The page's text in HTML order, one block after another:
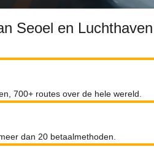
Seoel en Luchthaven
700+ routes over de hele wereld.
dan 20 betaalmethoden.